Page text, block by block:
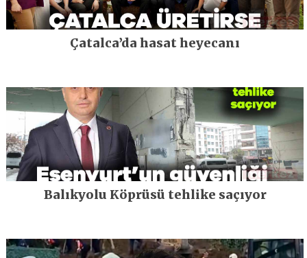
Çatalca’da hasat heyecanı
Balıkyolu Köprüsü tehlike saçıyor